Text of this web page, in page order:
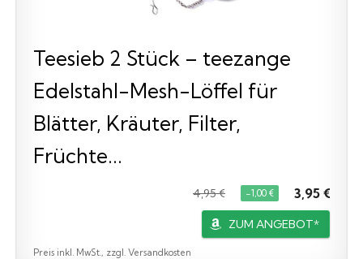
Teesieb 2 Stück – teezange
Edelstahl-Mesh-Löffel für
Blätter, Kräuter, Filter,
Früchte...
4,95 € −1,00 € 3,95 €
ZUM ANGEBOT*
Preis inkl. MwSt., zzgl. Versandkosten